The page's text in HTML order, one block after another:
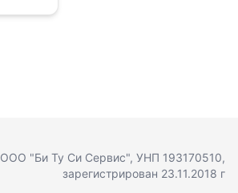
ООО "Би Ту Си Сервис", УНП 193170510,
зарегистрирован 23.11.2018 г